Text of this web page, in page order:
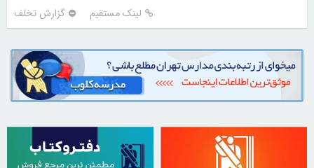
لینک مستقیم گزارش تخلف